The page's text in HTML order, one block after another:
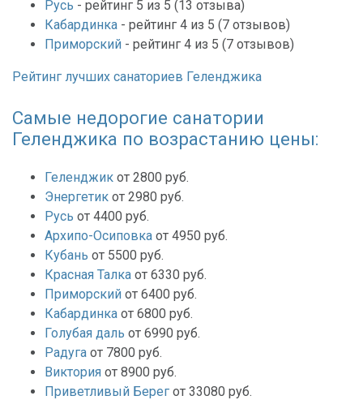
Русь - рейтинг 5 из 5 (13 отзыва)
Кабардинка - рейтинг 4 из 5 (7 отзывов)
Приморский - рейтинг 4 из 5 (7 отзывов)
Рейтинг лучших санаториев Геленджика
Самые недорогие санатории
Геленджика по возрастанию цены:
Геленджик от 2800 руб.
Энергетик от 2980 руб.
Русь от 4400 руб.
Архипо-Осиповка от 4950 руб.
Кубань от 5500 руб.
Красная Талка от 6330 руб.
Приморский от 6400 руб.
Кабардинка от 6800 руб.
Голубая даль от 6990 руб.
Радуга от 7800 руб.
Виктория от 8900 руб.
Приветливый Берег от 33080 руб.